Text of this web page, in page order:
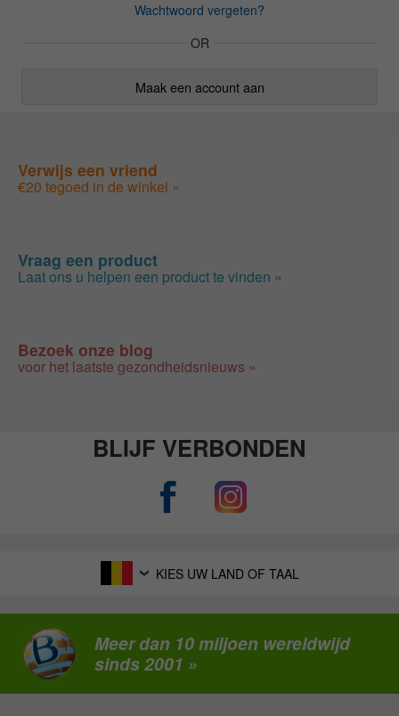
Wachtwoord vergeten?
OR
Maak een account aan
Verwijs een vriend
€20 tegoed in de winkel »
Vraag een product
Laat ons u helpen een product te vinden »
Bezoek onze blog
voor het laatste gezondheidsnieuws »
BLIJF VERBONDEN
KIES UW LAND OF TAAL
Meer dan 10 miljoen wereldwijd
sinds 2001 »